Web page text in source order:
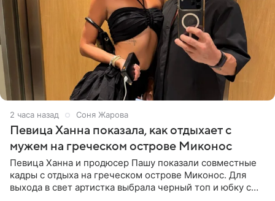
2 часа назад Соня Жарова
Певица Ханна показала, как отдыхает с
мужем на греческом острове Миконос
Певица Ханна и продюсер Пашу показали совместные
кадры с отдыха на греческом острове Миконос. Для
выхода в свет артистка выбрала черный топ и юбку с